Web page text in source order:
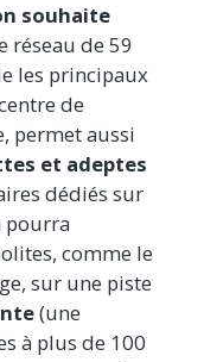
souhaite
réseau de 59
les principaux
de
permet aussi
et adeptes
dédiés sur
pourra
comme le
sur une piste
(une
à plus de 100